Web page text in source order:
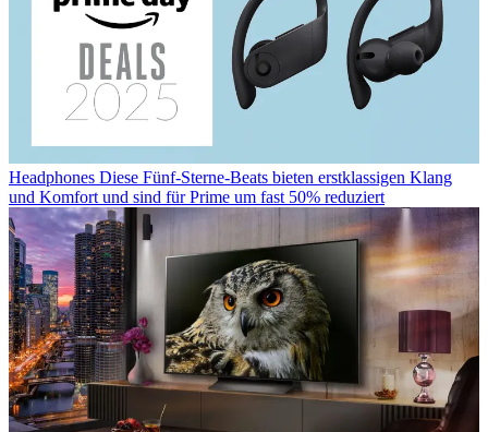
Headphones Diese Fünf-Sterne-Beats bieten erstklassigen Klang
und Komfort und sind für Prime um fast 50% reduziert